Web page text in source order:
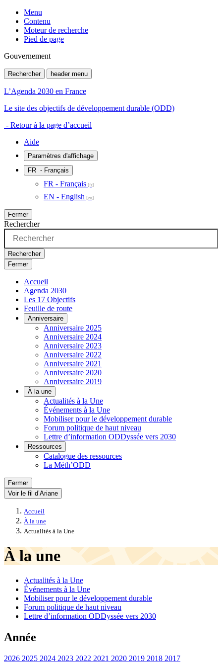
Menu
Contenu
Moteur de recherche
Pied de page
Gouvernement
Rechercher header menu
L’Agenda 2030 en France
Le site des objectifs de développement durable (ODD)
- Retour à la page d’accueil
Aide
Paramètres d'affichage
FR - Français
FR - Français
EN - English
Fermer
Rechercher
Rechercher
Fermer
Accueil
Agenda 2030
Les 17 Objectifs
Feuille de route
Anniversaire
Anniversaire 2025
Anniversaire 2024
Anniversaire 2023
Anniversaire 2022
Anniversaire 2021
Anniversaire 2020
Anniversaire 2019
À la une
Actualités à la Une
Événements à la Une
Mobiliser pour le développement durable
Forum politique de haut niveau
Lettre d’information ODDyssée vers 2030
Ressources
Catalogue des ressources
La Méth’ODD
Fermer
Voir le fil d’Ariane
Accueil
À la une
Actualités à la Une
À la une
Actualités à la Une
Événements à la Une
Mobiliser pour le développement durable
Forum politique de haut niveau
Lettre d’information ODDyssée vers 2030
Année
2026 2025 2024 2023 2022 2021 2020 2019 2018 2017